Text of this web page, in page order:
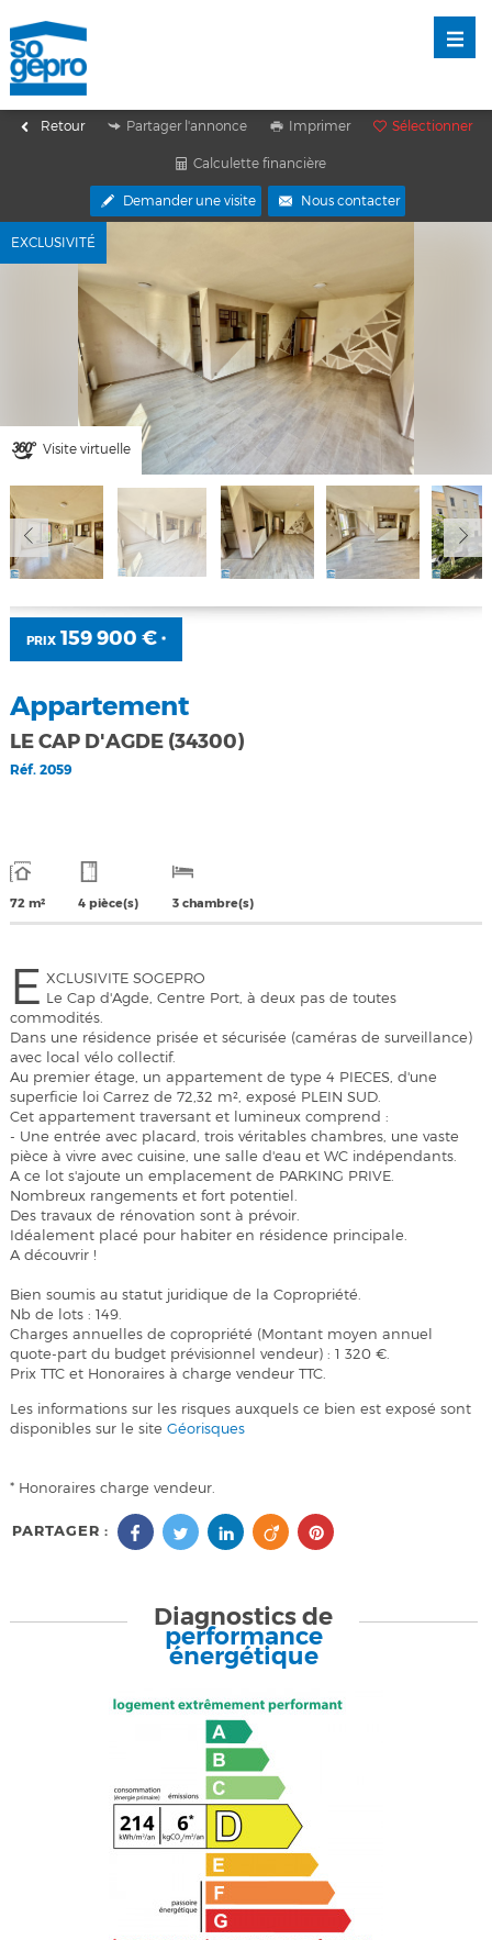
Retour Partager l'annonce Imprimer Sélectionner
Calculette financière
Demander une visite Nous contacter
EXCLUSIVITÉ
Visite virtuelle
PRIX159 900 € *
Appartement
LE CAP D'AGDE (34300)
Réf.2059
72 m² 4 pièce(s) 3 chambre(s)
E XCLUSIVITE SOGEPRO
Le Cap d'Agde, Centre Port, à deux pas de toutes
commodités.
Dans une résidence prisée et sécurisée (caméras de surveillance)
avec local vélo collectif.
Au premier étage, un appartement de type 4 PIECES, d'une
superficie loi Carrez de 72,32 m², exposé PLEIN SUD.
Cet appartement traversant et lumineux comprend :
- Une entrée avec placard, trois véritables chambres, une vaste
pièce à vivre avec cuisine, une salle d'eau et WC indépendants.
A ce lot s'ajoute un emplacement de PARKING PRIVE.
Nombreux rangements et fort potentiel.
Des travaux de rénovation sont à prévoir.
Idéalement placé pour habiter en résidence principale.
A découvrir !
Bien soumis au statut juridique de la Copropriété.
Nb de lots : 149.
Charges annuelles de copropriété (Montant moyen annuel
quote-part du budget prévisionnel vendeur) : 1 320 €.
Prix TTC et Honoraires à charge vendeur TTC.
Les informations sur les risques auxquels ce bien est exposé sont
disponibles sur le site Géorisques
* Honoraires charge vendeur.
PARTAGER :
Diagnostics de
performance
énergétique